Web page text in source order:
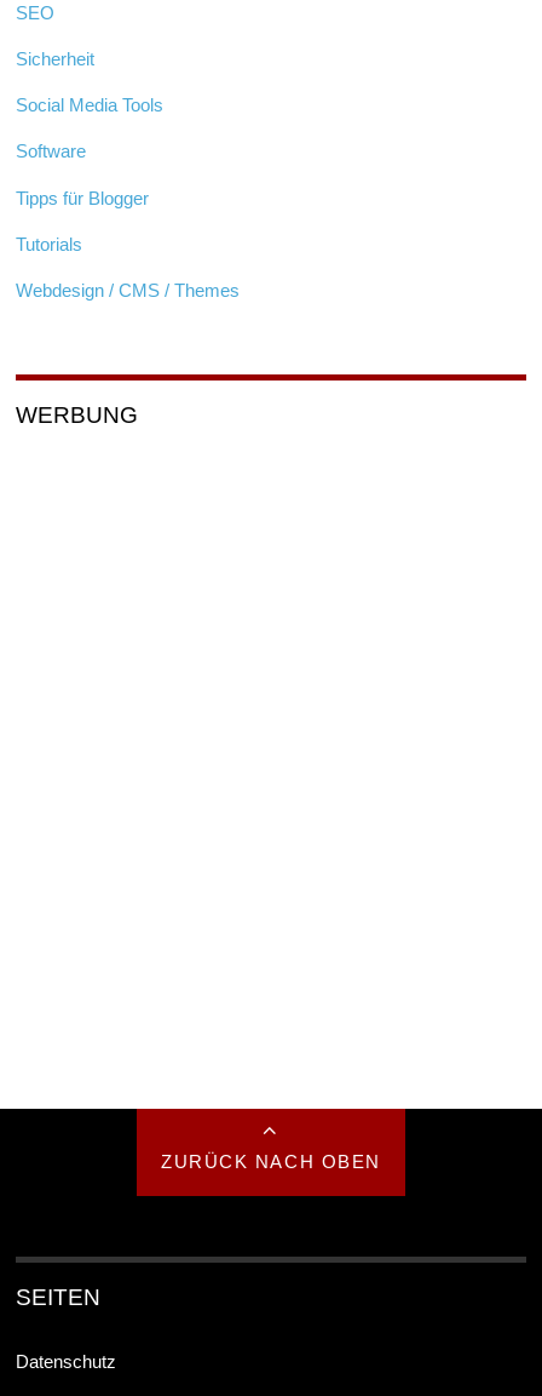
SEO
Sicherheit
Social Media Tools
Software
Tipps für Blogger
Tutorials
Webdesign / CMS / Themes
WERBUNG
ZURÜCK NACH OBEN
SEITEN
Datenschutz